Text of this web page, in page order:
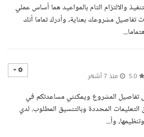
والالتزام التام بالمواعيد هما أساس عملي
تفاصيل مشروعك بعناية، وأدرك تماما أنك
منذ 7 أشهر
تفاصيل المشروع ويمكنني مساعدتكم في
التعليمات المحددة وبالتنسيق المطلوب. لدي
وأ...